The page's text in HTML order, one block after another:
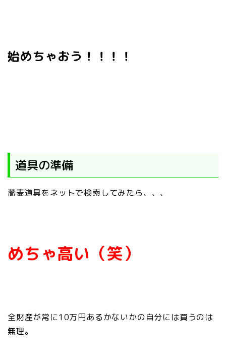
始めちゃおう！！！！
道具の準備
蕎麦道具をネットで検索してみたら、、、
めちゃ高い（笑）
全財産が常に10万円あるかないかの自分には買うのは
無理。